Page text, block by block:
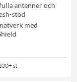
antenner och
stöd
med
st